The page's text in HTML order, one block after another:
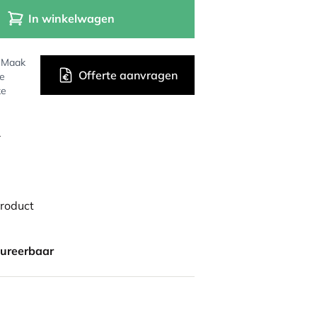
In winkelwagen
Offerte aanvragen